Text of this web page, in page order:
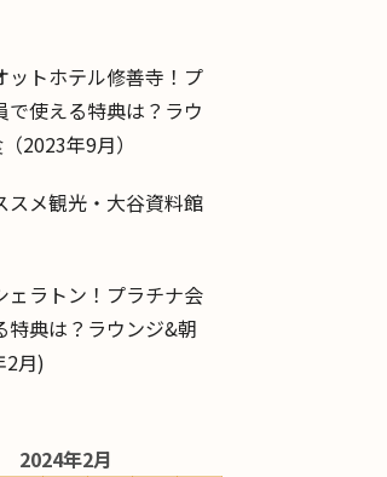
ットホテル修善寺！プ
で使える特典は？ラウ
2023年9月）
スメ観光・大谷資料館
ェラトン！プラチナ会
特典は？ラウンジ&朝
2月)
2024年2月